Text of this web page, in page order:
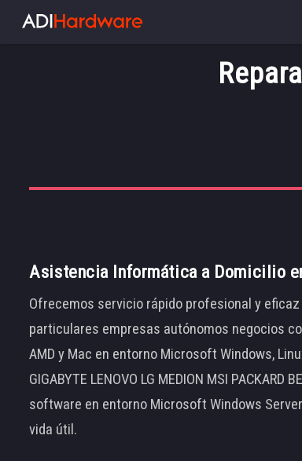
Asistencia Informática a Domicilio
Ofrecemos servicio rápido profesional y
particulares empresas autónomos negocios
AMD y Mac en entorno Microsoft Windows,
GIGABYTE LENOVO LG MEDION MSI
software en entorno Microsoft Windows
vida útil.